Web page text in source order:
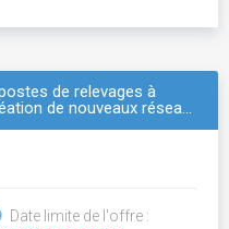
de relevages à
de nouveaux résea…
Date limite de l'offre :